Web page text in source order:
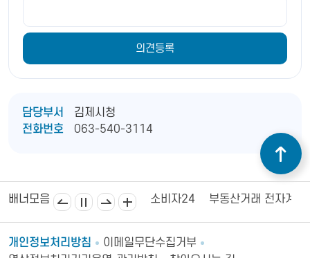
담당부서
김제시청
전화번호
063-540-3114
배너모음
제상공회의소 김제시의회 소비자24 부동산거래 전자계약
개인정보처리방침
이메일무단수집거부